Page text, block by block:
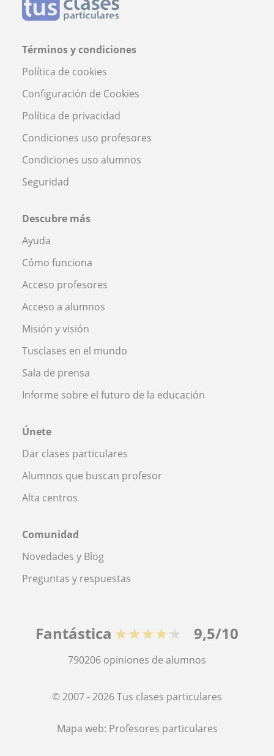
Términos y condiciones
Política de cookies
Configuración de Cookies
Política de privacidad
Condiciones uso profesores
Condiciones uso alumnos
Seguridad
Descubre más
Ayuda
Cómo funciona
Acceso profesores
Acceso a alumnos
Misión y visión
Tusclases en el mundo
Sala de prensa
Informe sobre el futuro de la educación
Únete
Dar clases particulares
Alumnos que buscan profesor
Alta centros
Comunidad
Novedades y Blog
Preguntas y respuestas
Fantástica ★★★★★ 9,5/10
790206 opiniones de alumnos
© 2007 - 2026 Tus clases particulares
Mapa web: Profesores particulares